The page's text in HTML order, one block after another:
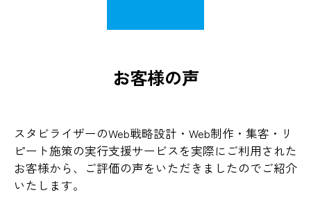
お客様の声
スタビライザーのWeb戦略設計・Web制作・集客・リ
ピート施策の実行支援サービスを実際にご利用された
お客様から、ご評価の声をいただきましたのでご紹介
いたします。